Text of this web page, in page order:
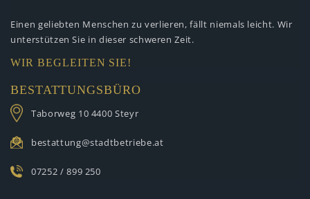
Einen geliebten Menschen zu verlieren, fällt niemals leicht. Wir
unterstützen Sie in dieser schweren Zeit.
WIR BEGLEITEN SIE!
BESTATTUNGSBÜRO
Taborweg 10 4400 Steyr
bestattung@stadtbetriebe.at
07252 / 899 250